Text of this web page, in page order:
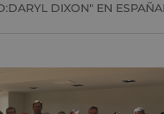
DIXON" EN